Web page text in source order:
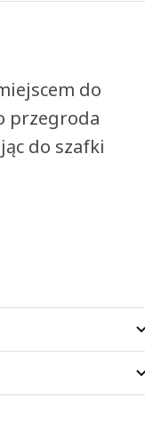
do
przegroda
do szafki